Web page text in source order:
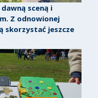
sceną i
Z odnowionej
skorzystać jeszcze